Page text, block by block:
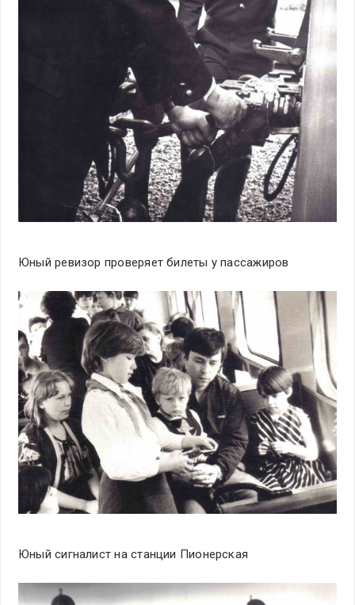
Юный ревизор проверяет билеты у пассажиров
Юный сигналист на станции Пионерская